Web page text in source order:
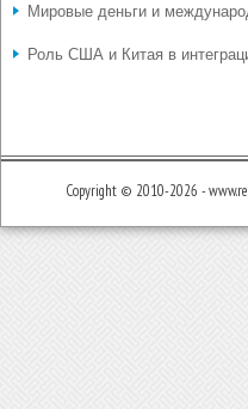
Мировые деньги и
Роль США и Китая в
Copyright © 2010-2026 -